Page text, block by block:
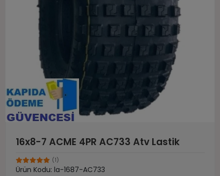
16x8-7 ACME 4PR AC733 Atv Lastik
(1)
Ürün Kodu: la-1687-AC733